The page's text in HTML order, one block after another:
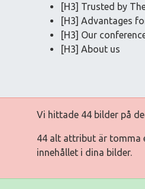
[H3] Trusted by
[H3] Advantages
[H3] Our
[H3] About us
Vi hittade 44 bilder på
44 alt attribut är tomma
innehållet i dina bilder.